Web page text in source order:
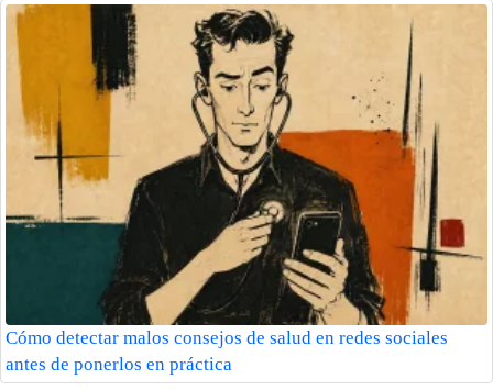
Cómo detectar malos consejos de salud en redes sociales
antes de ponerlos en práctica